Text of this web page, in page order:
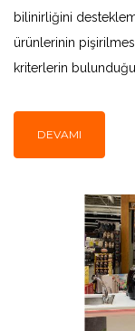
bilinirliğini
ürünlerinin
kriterlerin bulunduğu
DEVAMI